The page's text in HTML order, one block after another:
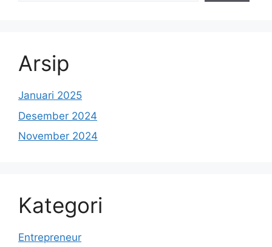
Arsip
Januari 2025
Desember 2024
November 2024
Kategori
Entrepreneur